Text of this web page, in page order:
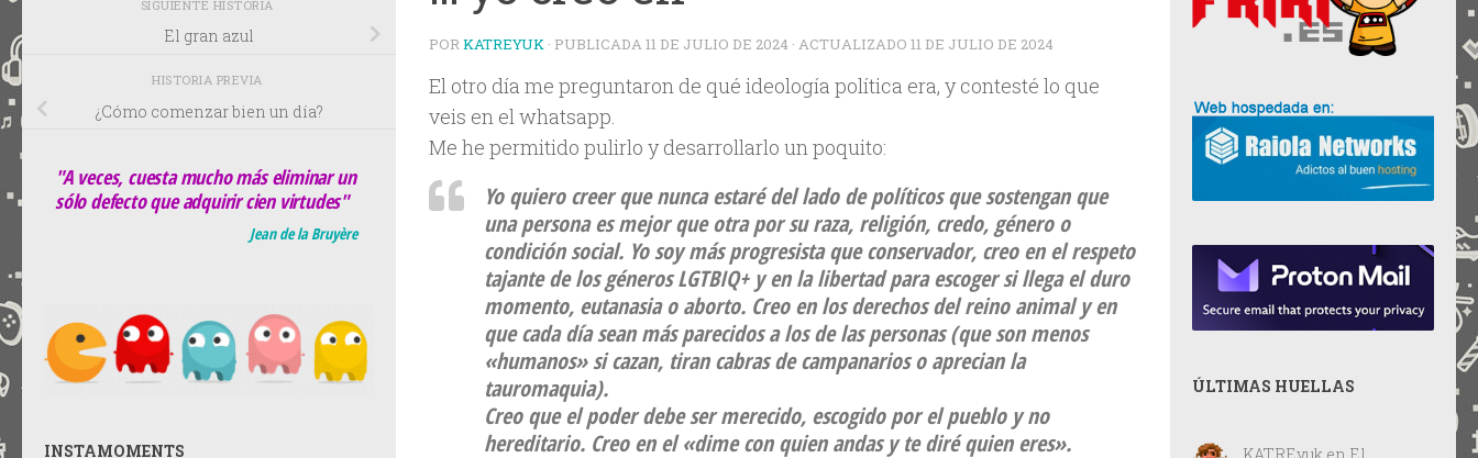
POR KATREYUK · PUBLICADA 11 DE JULIO DE 2024 · ACTUALIZADO 11 DE JULIO DE 2024
El otro día me preguntaron de qué ideología política era, y contesté lo que
veis en el whatsapp.
Me he permitido pulirlo y desarrollarlo un poquito:
Yo quiero creer que nunca estaré del lado de políticos que sostengan que
una persona es mejor que otra por su raza, religión, credo, género o
condición social. Yo soy más progresista que conservador, creo en el respeto
tajante de los géneros LGTBIQ+ y en la libertad para escoger si llega el duro
momento, eutanasia o aborto. Creo en los derechos del reino animal y en
que cada día sean más parecidos a los de las personas (que son menos
«humanos» si cazan, tiran cabras de campanarios o aprecian la
tauromaquia).
Creo que el poder debe ser merecido, escogido por el pueblo y no
hereditario. Creo en el «dime con quien andas y te diré quien eres».
SIGUIENTE HISTORIA
El gran azul
HISTORIA PREVIA
¿Cómo comenzar bien un día?
"A veces, cuesta mucho más eliminar un
sólo defecto que adquirir cien virtudes"
Jean de la Bruyère
INSTAMOMENTS
ÚLTIMAS HUELLAS
KATREyuk en El